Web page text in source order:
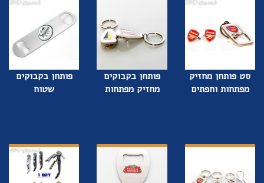
סט פותחן מחזיק
מפתחות וחפתים
פותחן בקבוקים
מחזיק מפתחות
פותחן בקבוקים
שטוח